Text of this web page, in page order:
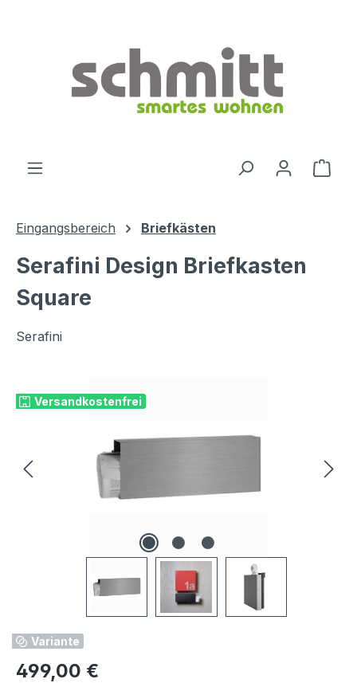
Eingangsbereich Briefkästen
Serafini Design Briefkasten
Square
Serafini
Versandkostenfrei
Variante
Regulärer Preis:
499,00 €